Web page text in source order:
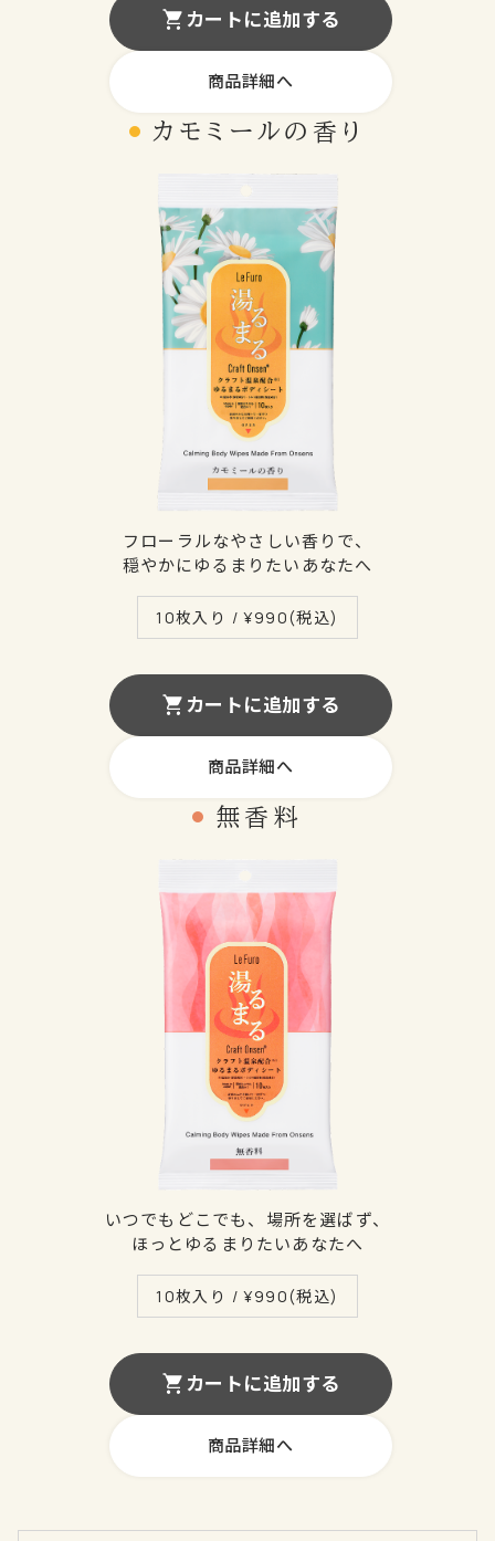
カートに追加する
商品詳細へ
カモミール の 香り
フローラルなやさしい香りで、
穏やかにゆるまりたいあなたへ
10枚入り / ¥990(税込)
カートに追加する
商品詳細へ
無香料
いつでもどこでも、場所を選ばず、
ほっとゆるまりたいあなたへ
10枚入り / ¥990(税込)
カートに追加する
商品詳細へ